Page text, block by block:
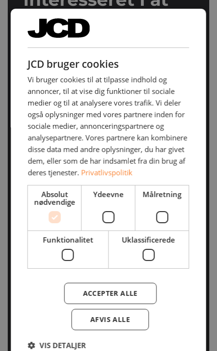
høre hvad vi kan
gøre for din
butik?
Ta' kontakt til Brian - og han vil
gennemgå mulighederne for en
professionel kasseløsning til din
forretning.
Jacob
Flintholm
Salgskonsulent |
Dynamics
jfl@jcd.dk
22600946
JCD bruger cookies
Vi bruger cookies til at tilpasse indhold og
annoncer, til at vise dig funktioner til sociale
medier og til at analysere vores trafik. Vi deler
også oplysninger med vores partnere inden for
sociale medier, annonceringspartnere og
analysepartnere. Vores partnere kan kombinere
disse data med andre oplysninger, du har givet
dem, eller som de har indsamlet fra din brug af
deres tjenester. Privatlivspolitik
Absolut
nødvendige
Ydeevne Målretning
Funktionalitet Uklassificerede
ACCEPTER ALLE
AFVIS ALLE
VIS DETALJER